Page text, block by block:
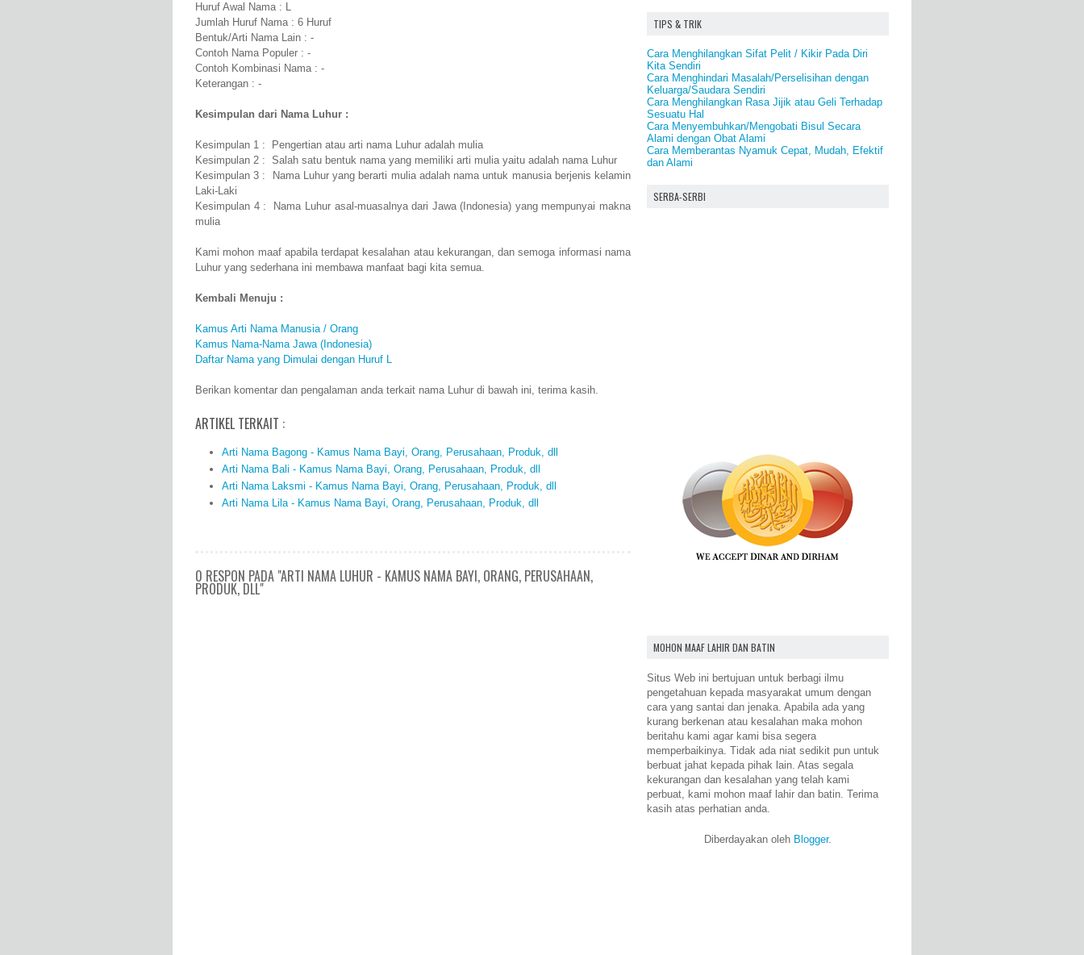
Huruf Awal Nama : L
Jumlah Huruf Nama : 6 Huruf
Bentuk/Arti Nama Lain : -
Contoh Nama Populer : -
Contoh Kombinasi Nama : -
Keterangan : -
Kesimpulan dari Nama Luhur :
Kesimpulan 1 : Pengertian atau arti nama Luhur adalah mulia
Kesimpulan 2 : Salah satu bentuk nama yang memiliki arti mulia yaitu adalah nama Luhur
Kesimpulan 3 : Nama Luhur yang berarti mulia adalah nama untuk manusia berjenis kelamin
Laki-Laki
Kesimpulan 4 : Nama Luhur asal-muasalnya dari Jawa (Indonesia) yang mempunyai makna
mulia
Kami mohon maaf apabila terdapat kesalahan atau kekurangan, dan semoga informasi nama
Luhur yang sederhana ini membawa manfaat bagi kita semua.
Kembali Menuju :
Kamus Arti Nama Manusia / Orang
Kamus Nama-Nama Jawa (Indonesia)
Daftar Nama yang Dimulai dengan Huruf L
Berikan komentar dan pengalaman anda terkait nama Luhur di bawah ini, terima kasih.
ARTIKEL TERKAIT :
Arti Nama Bagong - Kamus Nama Bayi, Orang, Perusahaan, Produk, dll
Arti Nama Bali - Kamus Nama Bayi, Orang, Perusahaan, Produk, dll
Arti Nama Laksmi - Kamus Nama Bayi, Orang, Perusahaan, Produk, dll
Arti Nama Lila - Kamus Nama Bayi, Orang, Perusahaan, Produk, dll
0 RESPON PADA "ARTI NAMA LUHUR - KAMUS NAMA BAYI, ORANG, PERUSAHAAN,
PRODUK, DLL"
TIPS & TRIK
Cara Menghilangkan Sifat Pelit / Kikir Pada Diri
Kita Sendiri
Cara Menghindari Masalah/Perselisihan dengan
Keluarga/Saudara Sendiri
Cara Menghilangkan Rasa Jijik atau Geli Terhadap
Sesuatu Hal
Cara Menyembuhkan/Mengobati Bisul Secara
Alami dengan Obat Alami
Cara Memberantas Nyamuk Cepat, Mudah, Efektif
dan Alami
SERBA-SERBI
MOHON MAAF LAHIR DAN BATIN
Situs Web ini bertujuan untuk berbagi ilmu
pengetahuan kepada masyarakat umum dengan
cara yang santai dan jenaka. Apabila ada yang
kurang berkenan atau kesalahan maka mohon
beritahu kami agar kami bisa segera
memperbaikinya. Tidak ada niat sedikit pun untuk
berbuat jahat kepada pihak lain. Atas segala
kekurangan dan kesalahan yang telah kami
perbuat, kami mohon maaf lahir dan batin. Terima
kasih atas perhatian anda.
Diberdayakan oleh Blogger.